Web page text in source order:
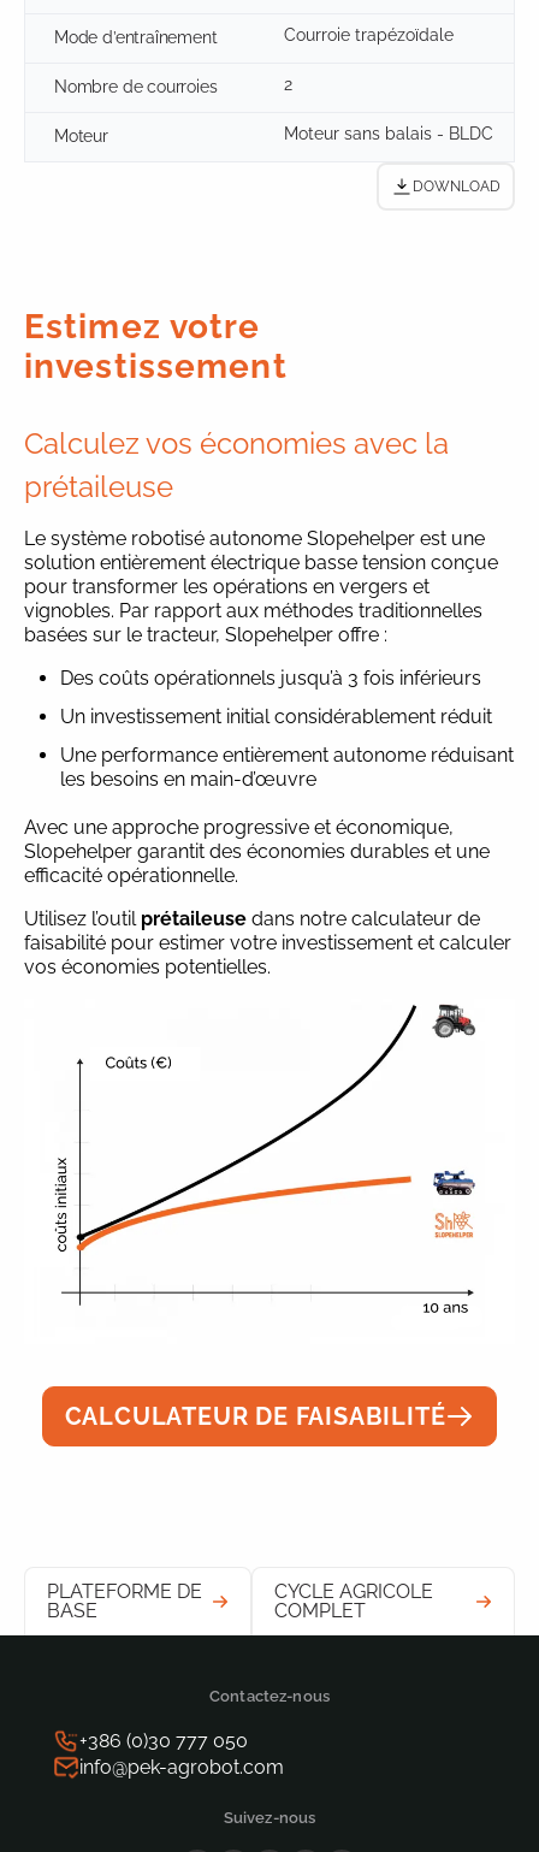
Mode d’entraînement Courroie trapézoïdale
Nombre de courroies 2
Moteur Moteur sans balais - BLDC
DOWNLOAD
Estimez votre
investissement
Calculez vos économies avec la
prétaileuse
Le système robotisé autonome Slopehelper est une
solution entièrement électrique basse tension conçue
pour transformer les opérations en vergers et
vignobles. Par rapport aux méthodes traditionnelles
basées sur le tracteur, Slopehelper offre :
Des coûts opérationnels jusqu’à 3 fois inférieurs
Un investissement initial considérablement réduit
Une performance entièrement autonome réduisant
les besoins en main-d’œuvre
Avec une approche progressive et économique,
Slopehelper garantit des économies durables et une
efficacité opérationnelle.
Utilisez l’outil prétaileuse dans notre calculateur de
faisabilité pour estimer votre investissement et calculer
vos économies potentielles.
CALCULATEUR DE FAISABILITÉ
PLATEFORME DE
BASE
CYCLE AGRICOLE
COMPLET
Contactez-nous
+386 (0)30 777 050
info@pek-agrobot.com
Suivez-nous